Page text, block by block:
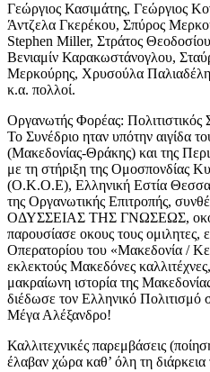
Γεώργιος Κασιμάτης, Γεώργιος
Άντζελα Γκερέκου, Σπύρος
Stephen Miller, Στράτος
Βενιαμίν Καρακωστάνογλου,
Μερκούρης, Χρυσούλα
κ.α. πολλοί.
Οργανωτής Φορέας:
Το Συνέδριο ηταν υπότην αιγίδα
(Μακεδονίας-Θράκης) και της
με τη στήριξη της Ομοσπονδίας
(Ο.Κ.Ο.Ε), Ελληνική Εστία
της Οργανωτικής Επιτροπής,
ΟΔΥΣΣΕΙΑΣ ΤΗΣ ΓΝΩΣΕΩΣ,
παρουσίασε οκους τους ομιλητες,
Οπερατορίου του «Μακεδονία /
εκλεκτούς Μακεδόνες
μακραίωνη ιστορία της
διέδωσε τον Ελληνικό Πολιτισμό
Μέγα Αλέξανδρο!
Καλλιτεχνικές παρεμβάσεις
έλαβαν χώρα καθ’ όλη τη διάρκεια